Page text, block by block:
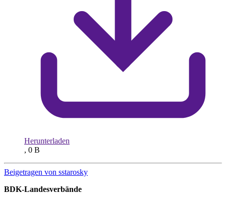
Herunterladen
, 0 B
Beigetragen von sstarosky
BDK-Landesverbände